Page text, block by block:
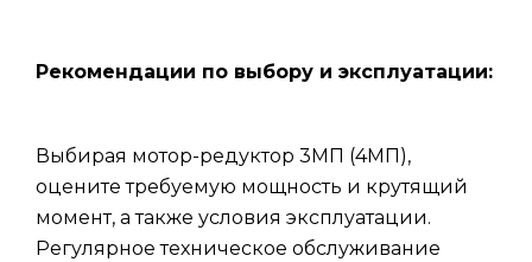
Рекомендации по выбору и эксплуатации:
Выбирая мотор-редуктор 3МП (4МП),
оцените требуемую мощность и крутящий
момент, а также условия эксплуатации.
Регулярное техническое обслуживание